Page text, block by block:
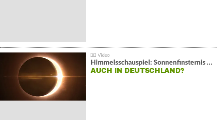
Himmelsschauspiel: Sonnenfinsternis über Spanien
AUCH IN DEUTSCHLAND?